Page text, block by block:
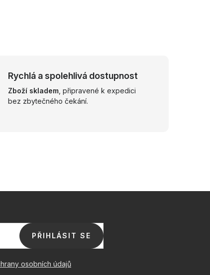
Rychlá a spolehlivá dostupnost
Zboží skladem , připravené k expedici
bez zbytečného čekání.
osobních údajů
PŘIHLÁSIT SE